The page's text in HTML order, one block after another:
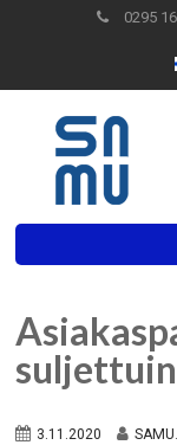
0295
3.11.2020 SAMU.